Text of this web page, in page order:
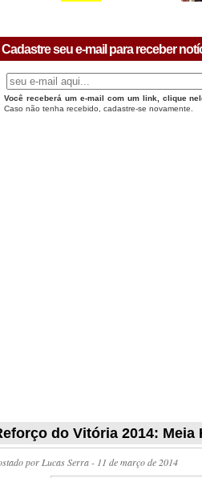
Cadastre seu e-mail para receber
Você receberá um e-mail com um link, clique
Caso não tenha recebido, cadastre-se novamente.
do Vitória 2014: Meia
porLucas Serra- 11 de março de 2014